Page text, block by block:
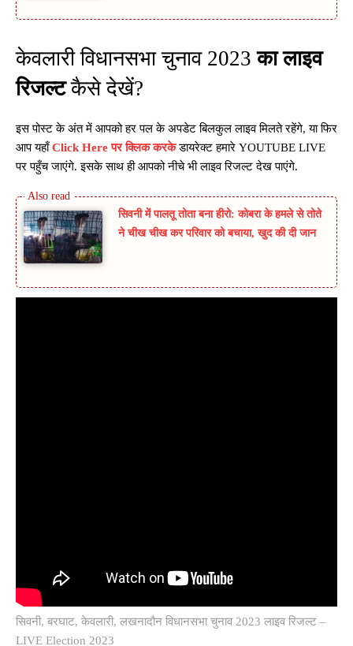
केवलारी विधानसभा चुनाव 2023का लाइव
रिजल्टकैसे देखें?
इस पोस्ट के अंत में आपको हर पल के अपडेट बिलकुल लाइव मिलते रहेंगे, या फिर
आप यहाँClick Here पर क्लिक करके डायरेक्ट हमारे YOUTUBE LIVE
पर पहुँच जाएंगे. इसके साथ ही आपको नीचे भी लाइव रिजल्ट देख पाएंगे.
सिवनी में पालतू तोता बना हीरो: कोबरा के हमले से तोते
ने चीख चीख कर परिवार को बचाया, खुद की दी जान
सिवनी, बरघाट, केवलारी, लखनादौन विधानसभा चुनाव 2023 लाइव रिजल्ट –
LIVE Election 2023